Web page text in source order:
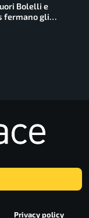
Bolelli e
fermano gli
Privacy policy